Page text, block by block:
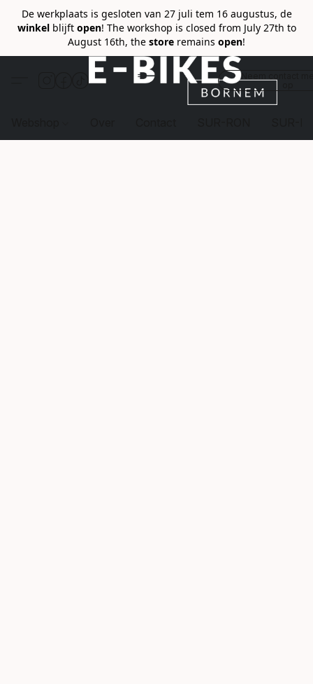
De werkplaats is gesloten van 27 juli tem 16 augustus, de
winkelblijft open! The workshop is closed from July 27th to
August 16th, the store remains open!
Neem contact